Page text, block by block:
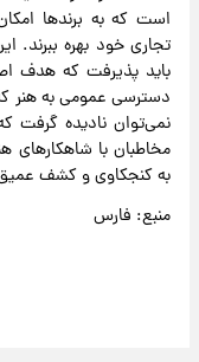
است که به برند‌ها
تجاری خود بهره ببرند.
باید پذیرفت که هدف
دسترسی عمومی به هنر
نمی‌توان نادیده گرفت
مخاطبان با شاهکار‌های
به کنجکاوی و کشف
منبع: فارس